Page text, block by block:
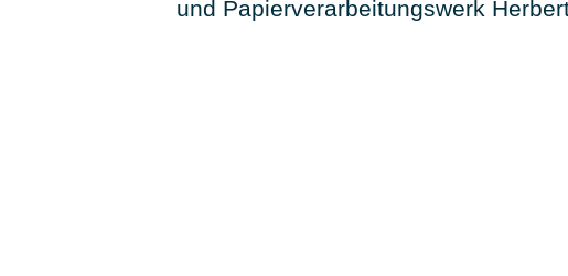
und Papierverarbeitungswerk